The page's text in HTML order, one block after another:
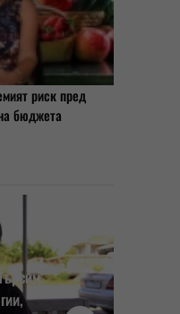
риск пред
бюджета